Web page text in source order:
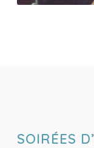
SOIRÉES